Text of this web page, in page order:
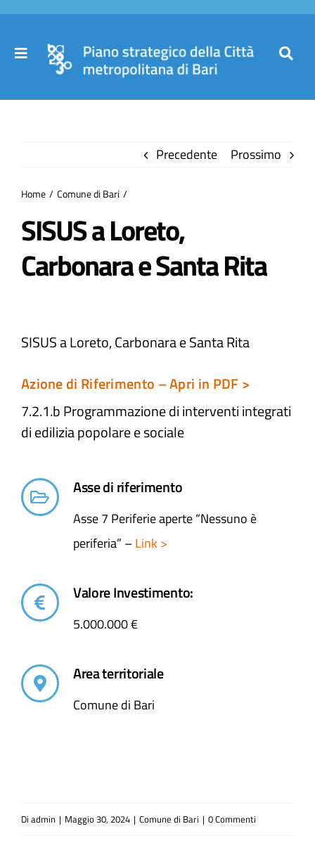
Salta
contenuto
Toggle
Partecipa
Atti e Docunenti
Precedente Prossimo
Home Comune di Bari
SISUS a Loreto,
Carbonara e Santa Rita
SISUS a Loreto, Carbonara e Santa Rita
Azione di Riferimento – Apri in PDF >
7.2.1.b Programmazione di interventi integrati
di edilizia popolare e sociale​
Asse di riferimento
Asse 7 Periferie aperte “Nessuno è
periferia” –Link >
Valore Investimento:
5.000.000 €
Area territoriale
Comune di Bari
Di admin | Maggio 30, 2024 | Comune di Bari | 0 Commenti